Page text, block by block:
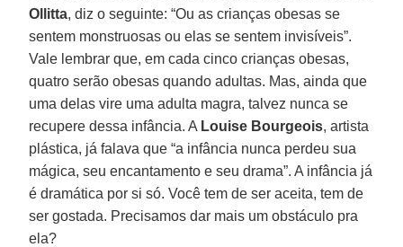
Ollitta, diz o seguinte: “Ou as crianças obesas se
sentem monstruosas ou elas se sentem invisíveis”.
Vale lembrar que, em cada cinco crianças obesas,
quatro serão obesas quando adultas. Mas, ainda que
uma delas vire uma adulta magra, talvez nunca se
recupere dessa infância. A Louise Bourgeois, artista
plástica, já falava que “a infância nunca perdeu sua
mágica, seu encantamento e seu drama”. A infância já
é dramática por si só. Você tem de ser aceita, tem de
ser gostada. Precisamos dar mais um obstáculo pra
ela?